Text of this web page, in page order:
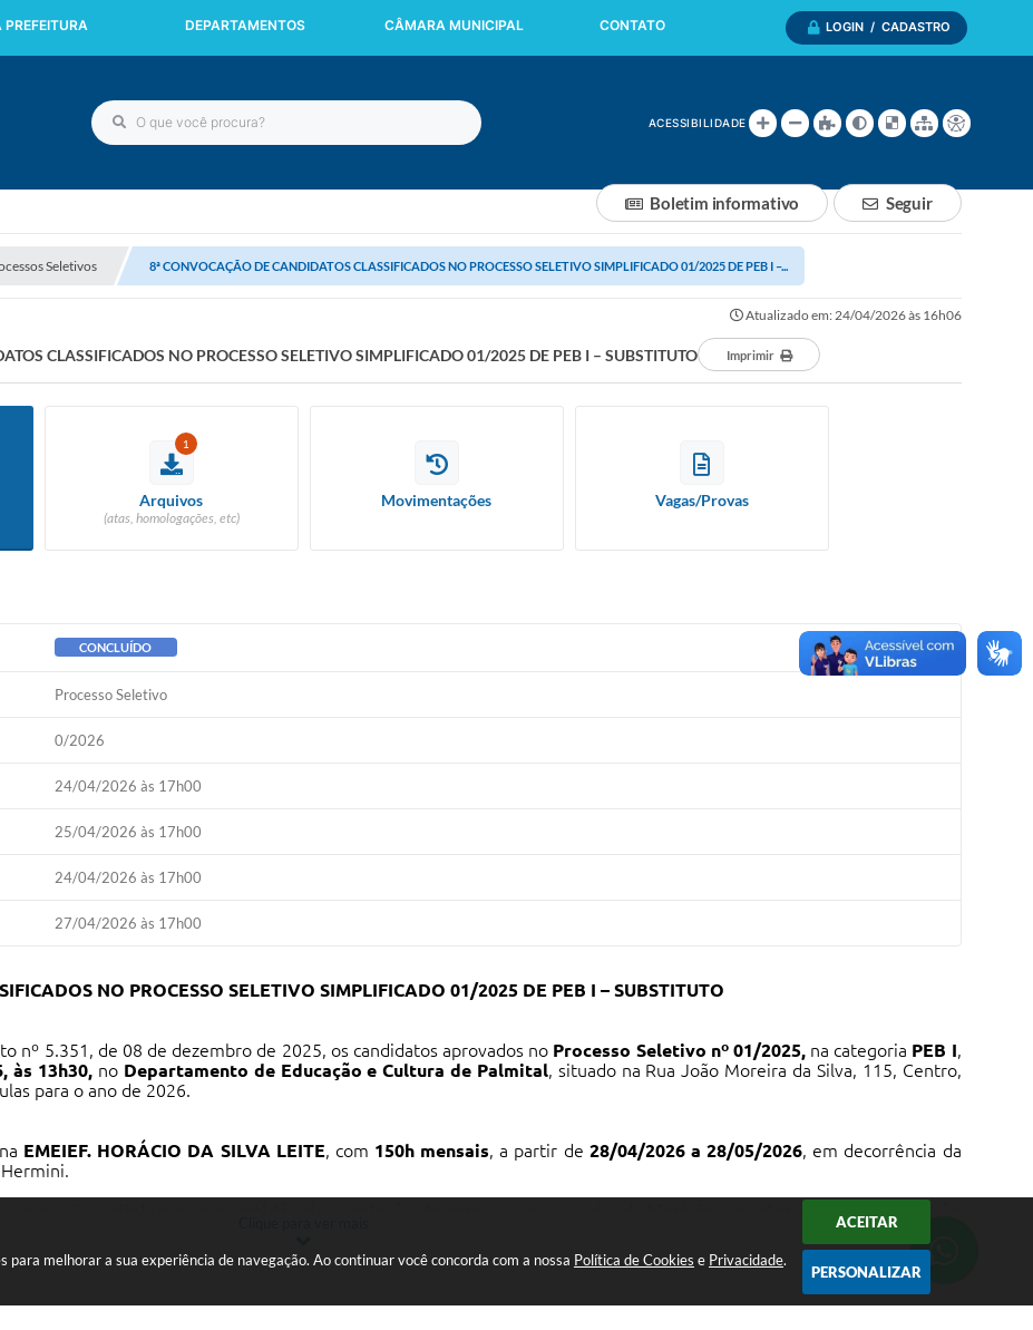
melhorar a sua experiência de navegação. Ao continuar você concorda com a nossa Política de Cookies e Privacidade.
ACEITAR
PERSONALIZAR
LOGIN / CADASTRO
ACESSIBILIDADE
PREFEITURA DEPARTAMENTOS CÂMARA MUNICIPAL CONTATO
Seguir
Boletim informativo
Seletivos 8ª CONVOCAÇÃO DE CANDIDATOS CLASSIFICADOS NO PROCESSO SELETIVO SIMPLIFICADO 01/2025 DE PEB I –...
Atualizado em: 24/04/2026 às 16h06
CLASSIFICADOS NO PROCESSO SELETIVO SIMPLIFICADO 01/2025 DE PEB I – SUBSTITUTO Imprimir
1
Arquivos
(atas, homologações, etc)
Movimentações Vagas/Provas
CONCLUÍDO
Processo Seletivo
0/2026
24/04/2026 às 17h00
25/04/2026 às 17h00
24/04/2026 às 17h00
27/04/2026 às 17h00
NO PROCESSO SELETIVO SIMPLIFICADO 01/2025 DE PEB I – SUBSTITUTO
nº 5.351, de 08 de dezembro de 2025, os candidatos aprovados no Processo Seletivo nº 01/2025,na categoria PEB I,
às 13h30, no Departamento de Educação e Cultura de Palmital, situado na Rua João Moreira da Silva, 115, Centro,
para o ano de 2026.
EMEIEF. HORÁCIO DA SILVA LEITE, com 150h mensais, a partir de 28/04/2026 a 28/05/2026, em decorrência da